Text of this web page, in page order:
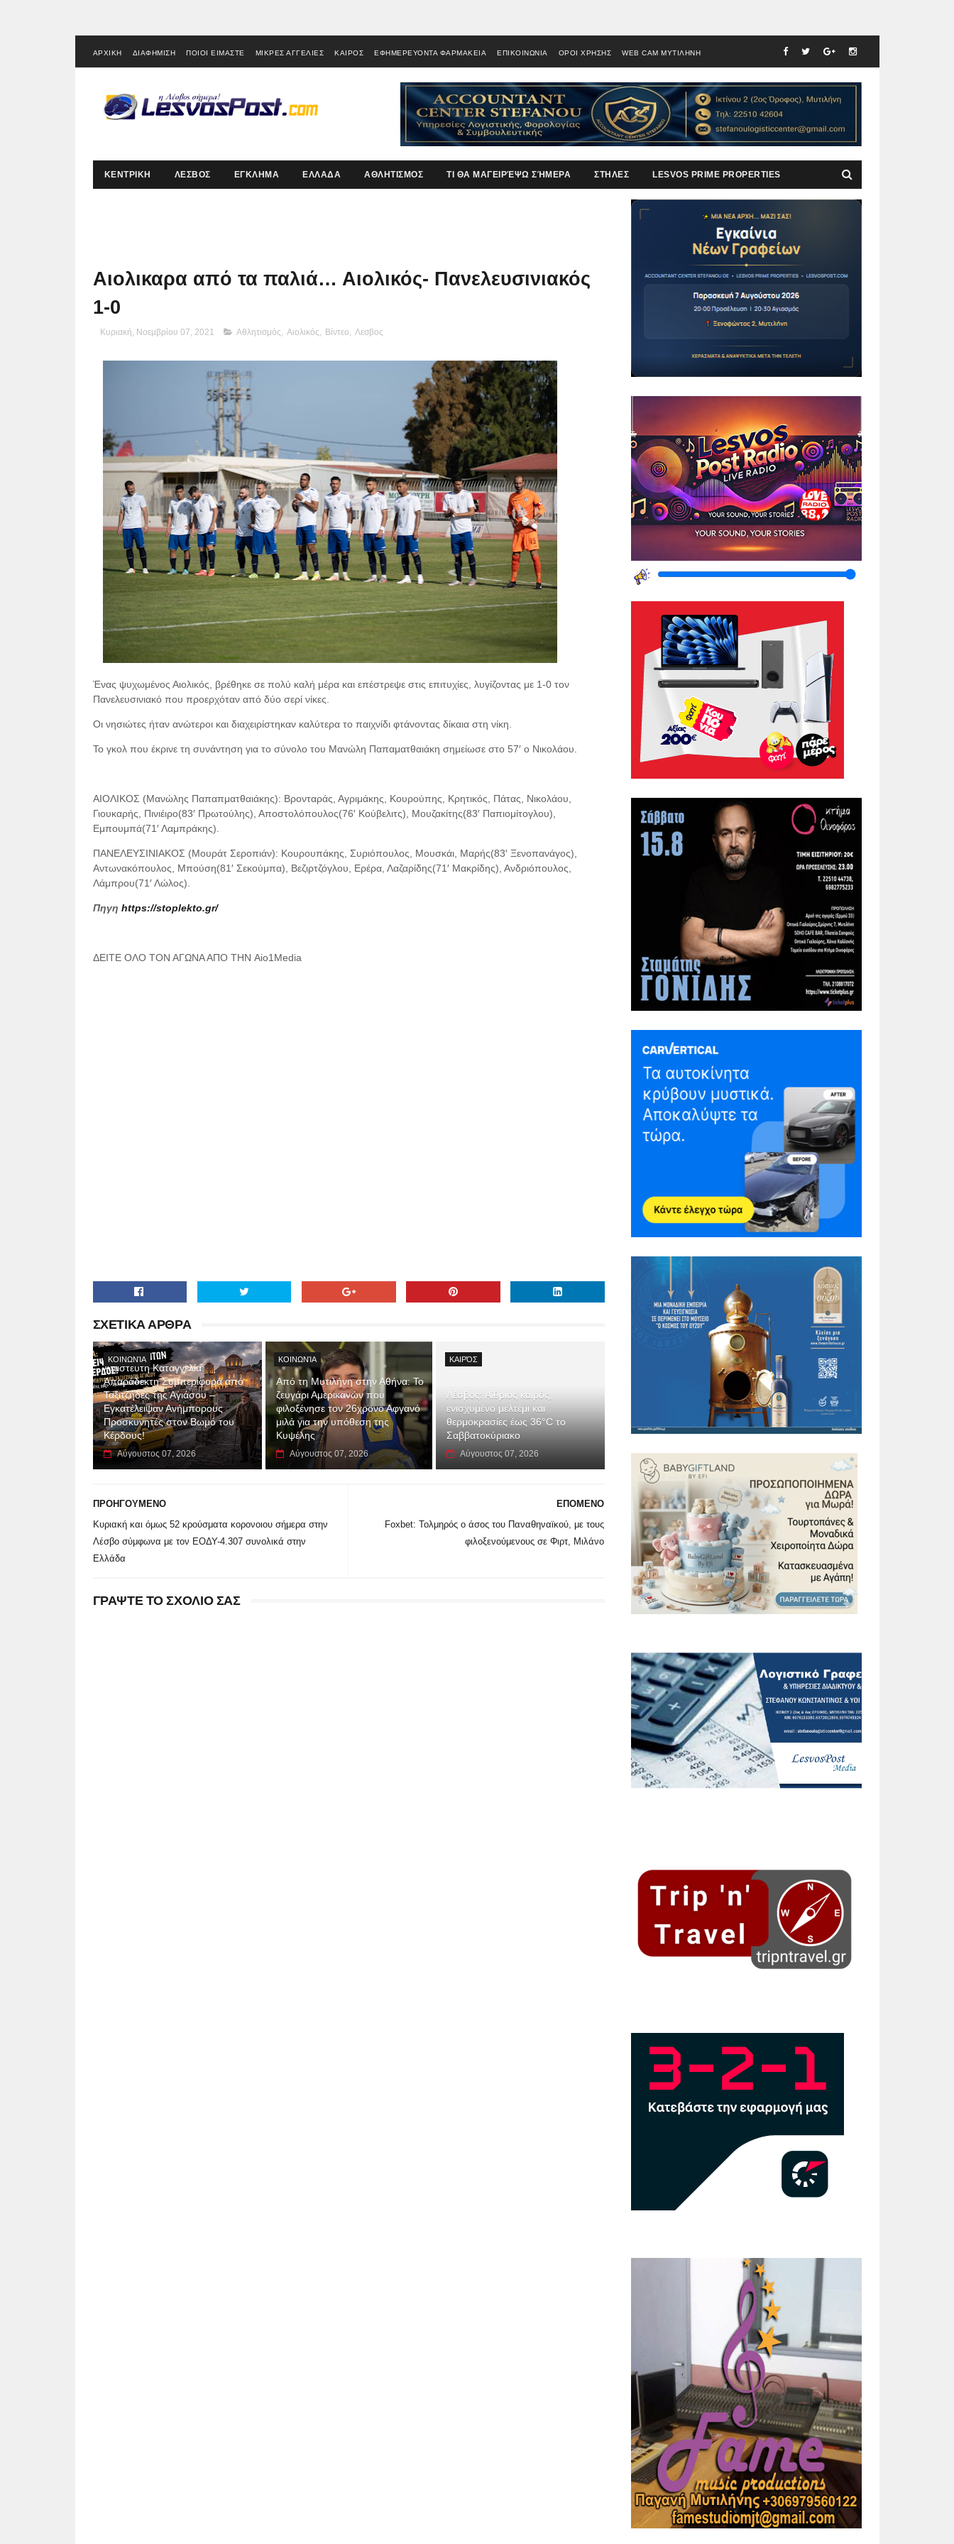
ΑΡΧΙΚΗ ΔΙΑΦΗΜΙΣΗ ΠΟΙΟΙ ΕΙΜΑΣΤΕ ΜΙΚΡΕΣ ΑΓΓΕΛΙΕΣ ΚΑΙΡΟΣ ΕΦΗΜΕΡΕΥΟΝΤΑ ΦΑΡΜΑΚΕΙΑ ΕΠΙΚΟΙΝΩΝΙΑ ΟΡΟΙ ΧΡΗΣΗΣ WEB CAM ΜΥΤΙΛΗΝΗ
ΚΕΝΤΡΙΚΗ ΛΕΣΒΟΣ ΕΓΚΛΗΜΑ ΕΛΛΑΔΑ ΑΘΛΗΤΙΣΜΟΣ ΤΙ ΘΑ ΜΑΓΕΙΡΈΨΩ ΣΉΜΕΡΑ ΣΤΗΛΕΣ LESVOS PRIME PROPERTIES
Αιολικαρα από τα παλιά… Αιολικός- Πανελευσινιακός
1-0
Κυριακή, Νοεμβρίου 07, 2021 Αθλητισμός, Αιολικός, Βίντεο, Λεσβος
Ένας ψυχωμένος Αιολικός, βρέθηκε σε πολύ καλή μέρα και επέστρεψε στις επιτυχίες, λυγίζοντας με 1-0 τον
Πανελευσινιακό που προερχόταν από δύο σερί νίκες.
Οι νησιώτες ήταν ανώτεροι και διαχειρίστηκαν καλύτερα το παιχνίδι φτάνοντας δίκαια στη νίκη.
Το γκολ που έκρινε τη συνάντηση για το σύνολο του Μανώλη Παπαματθαιάκη σημείωσε στο 57′ ο Νικολάου.
ΑΙΟΛΙΚΟΣ (Μανώλης Παπαπματθαιάκης): Βρονταράς, Αγριμάκης, Κουρούπης, Κρητικός, Πάτας, Νικολάου,
Γιουκαρής, Πινιέιρο(83′ Πρωτούλης), Αποστολόπουλος(76′ Κούβελιτς), Μουζακίτης(83′ Παπιομίτογλου),
Εμπουμπά(71′ Λαμπράκης).
ΠΑΝΕΛΕΥΣΙΝΙΑΚΟΣ (Μουράτ Σεροπιάν): Κουρουπάκης, Συριόπουλος, Μουσκάι, Μαρής(83′ Ξενοπανάγος),
Αντωνακόπουλος, Μπούση(81′ Σεκούμπα), Βεζιρτζόγλου, Ερέρα, Λαζαρίδης(71′ Μακρίδης), Ανδριόπουλος,
Λάμπρου(71′ Λώλος).
Πηγη https://stoplekto.gr/
ΔΕΙΤΕ ΟΛΟ ΤΟΝ ΑΓΩΝΑ ΑΠΟ ΤΗΝ Aio1Media
ΣΧΕΤΙΚΑ ΑΡΘΡΑ
ΚΟΙΝΩΝΊΑ
Απίστευτη Καταγγελία:
Απαράδεκτη Συμπεριφορά από
Ταξιτζήδες της Αγιάσου –
Εγκατέλειψαν Ανήμπορους
Προσκυνητές στον Βωμό του
Κέρδους!
Αύγουστος 07, 2026
ΚΟΙΝΩΝΊΑ
Από τη Μυτιλήνη στην Αθήνα: Το
ζευγάρι Αμερικανών που
φιλοξένησε τον 26χρονο Αφγανό
μιλά για την υπόθεση της
Κυψέλης
Αύγουστος 07, 2026
ΚΑΙΡΌΣ
Λέσβος: Αίθριος καιρός,
ενισχυμένο μελτέμι και
θερμοκρασίες έως 36°C το
Σαββατοκύριακο
Αύγουστος 07, 2026
ΕΠΟΜΕΝΟ
Foxbet: Τολμηρός ο άσος του Παναθηναϊκού, με τους
φιλοξενούμενους σε Φιρτ, Μιλάνο
ΠΡΟΗΓΟΥΜΕΝΟ
Κυριακή και όμως 52 κρούσματα κορονοιου σήμερα στην
Λέσβο σύμφωνα με τον ΕΟΔΥ-4.307 συνολικά στην
Ελλάδα
ΓΡΑΨΤΕ ΤΟ ΣΧΟΛΙΟ ΣΑΣ